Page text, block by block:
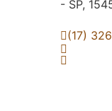
- SP,
(17)